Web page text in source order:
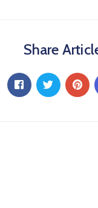
Share